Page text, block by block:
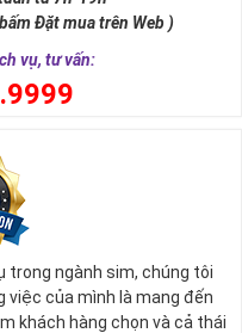
tượng cho thần tài ban
Đặt mua trên Web )
vụ, tư vấn:
trong ngành sim, chúng tôi
việc của mình là mang đến
khách hàng chọn và cả thái